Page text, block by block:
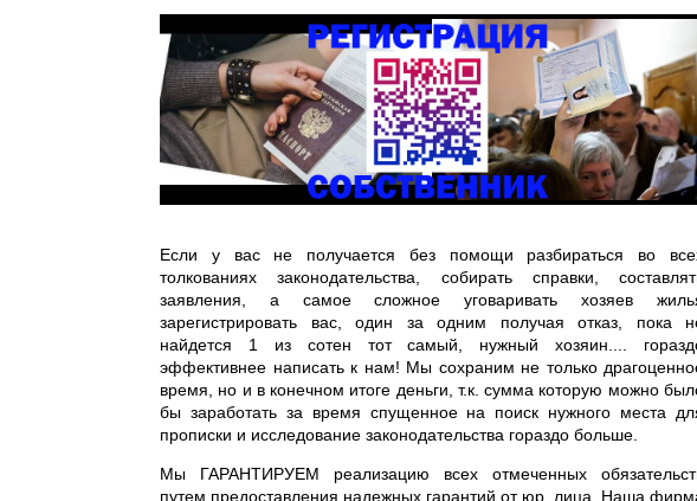
Если у вас не получается без помощи разбираться во
толкованиях законодательства, собирать справки,
заявления, а самое сложное уговаривать хозяев
зарегистрировать вас, один за одним получая отказ, пока
найдется 1 из сотен тот самый, нужный хозяин....
эффективнее написать к нам! Мы сохраним не только
время, но и в конечном итоге деньги, т.к. сумма которую можно
бы заработать за время спущенное на поиск нужного места
прописки и исследование законодательства гораздо больше.
Мы ГАРАНТИРУЕМ реализацию всех отмеченных
путем предоставления надежных гарантий от юр. лица. Наша